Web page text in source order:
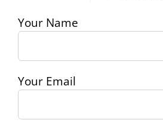
Your Name
Your Email